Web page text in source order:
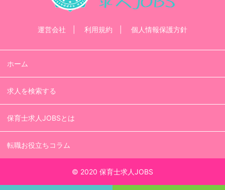
運営会社 利用規約 個人情報保護方針
ホーム
求人を検索する
保育士求人JOBSとは
転職お役立ちコラム
© 2020 保育士求人JOBS